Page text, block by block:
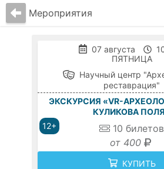
Мероприятия
07 августа
ПЯТНИЦА
12+
Научный центр
реставрация"
ЭКСКУРСИЯ «VR-
КУЛИКОВА
10 билетов
от 400
КУПИТЬ